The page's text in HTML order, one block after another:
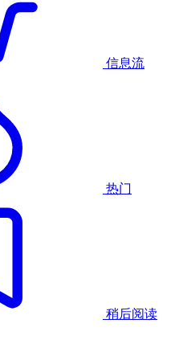
信息流
热门
稍后阅读